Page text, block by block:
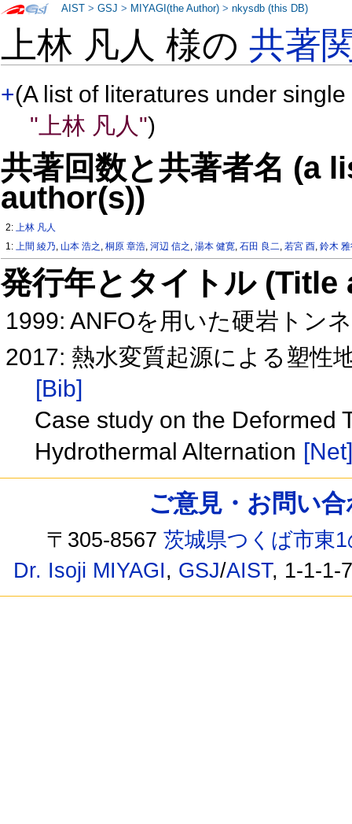
上林 凡人 様の共著
+(A list of literatures under
"上林 凡人")
共著回数と共著者名 (a
author(s))
2:上林 凡人
1:上間 綾乃, 山本 浩之 ,桐原 章浩,河辺 信之 ,湯本 健寛,石田 良二,若宮 酉,鈴木
発行年とタイトル
1999: ANFOを用いた硬岩トン
2017: 熱水変質起源による塑性
[Bib]
Case study on the Deformed
Hydrothermal Alternation [Net]
AIST >GSJ > MIYAGI(the Author) >nkysdb (this DB)
ご意見・お問い
〒305-8567茨城県つくば市東
Dr. Isoji MIYAGI, GSJ/AIST, 1-1-1-